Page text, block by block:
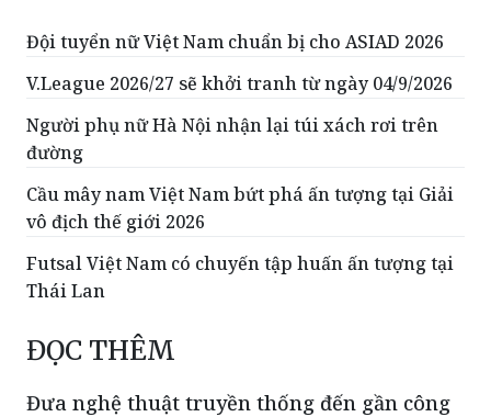
Đội tuyển nữ Việt Nam chuẩn bị cho ASIAD 2026
V.League 2026/27 sẽ khởi tranh từ ngày 04/9/2026
Người phụ nữ Hà Nội nhận lại túi xách rơi trên
đường
Cầu mây nam Việt Nam bứt phá ấn tượng tại Giải
vô địch thế giới 2026
Futsal Việt Nam có chuyến tập huấn ấn tượng tại
Thái Lan
ĐỌC THÊM
Đưa nghệ thuật truyền thống đến gần công